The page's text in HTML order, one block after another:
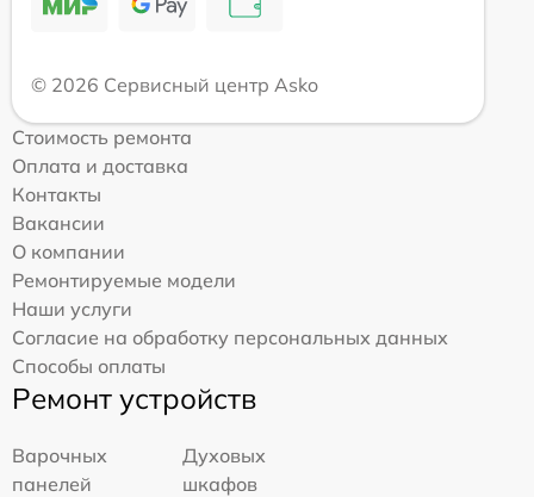
© 2026 Сервисный центр Asko
Стоимость ремонта
Оплата и доставка
Контакты
Вакансии
О компании
Ремонтируемые модели
Наши услуги
Согласие на обработку персональных данных
Способы оплаты
Ремонт устройств
Варочных
панелей
Духовых
шкафов